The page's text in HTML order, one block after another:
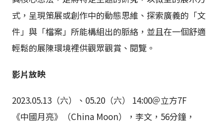
式，呈現策展或創作中的動態思維、探索廣義的「文
件」與「檔案」所能構組出的脈絡，並且在一個舒適
輕鬆的展陳環境裡供觀眾觀賞、閱覽。
影片放映
2023.05.13（六）、05.20（六） 14:00＠立方7F
《中國月亮》（China Moon），李文，56分鐘，